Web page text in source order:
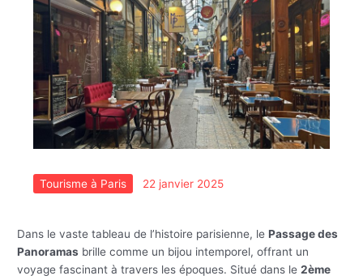
Tourisme à Paris 22 janvier 2025
Dans le vaste tableau de l’histoire parisienne, lePassage des
Panoramas brille comme un bijou intemporel, offrant un
voyage fascinant à travers les époques. Situé dans le2ème